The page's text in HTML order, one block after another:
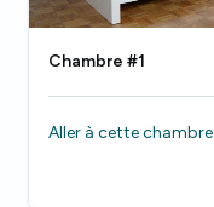
Chambre #1
Aller à cette chambre